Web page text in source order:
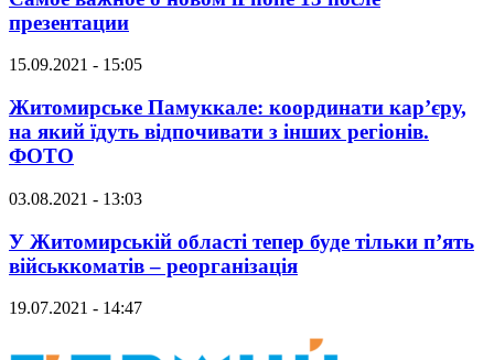
презентации
15.09.2021 - 15:05
Житомирське Памуккале: координати кар’єру,
на який їдуть відпочивати з інших регіонів.
ФОТО
03.08.2021 - 13:03
У Житомирській області тепер буде тільки п’ять
військкоматів – реорганізація
19.07.2021 - 14:47